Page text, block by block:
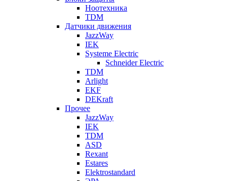
Ноотехника
TDM
Датчики движения
JazzWay
IEK
Systeme Electric
Schneider Electric
TDM
Arlight
EKF
DEKraft
Прочее
JazzWay
IEK
TDM
ASD
Rexant
Estares
Elektrostandard